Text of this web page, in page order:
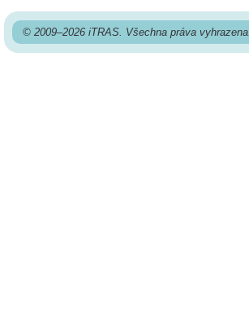
© 2009–2026 iTRAS. Všechna práva vyhrazena.